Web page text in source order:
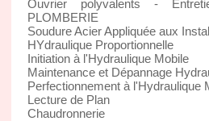
Ouvrier polyvalents -
PLOMBERIE
Soudure Acier Appliquée aux
HYdraulique Proportionnelle
Initiation à l'Hydraulique Mobile
Maintenance et Dépannage
Perfectionnement à l'Hydraulique
Lecture de Plan
Chaudronnerie